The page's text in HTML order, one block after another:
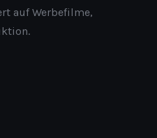
auf Werbefilme,